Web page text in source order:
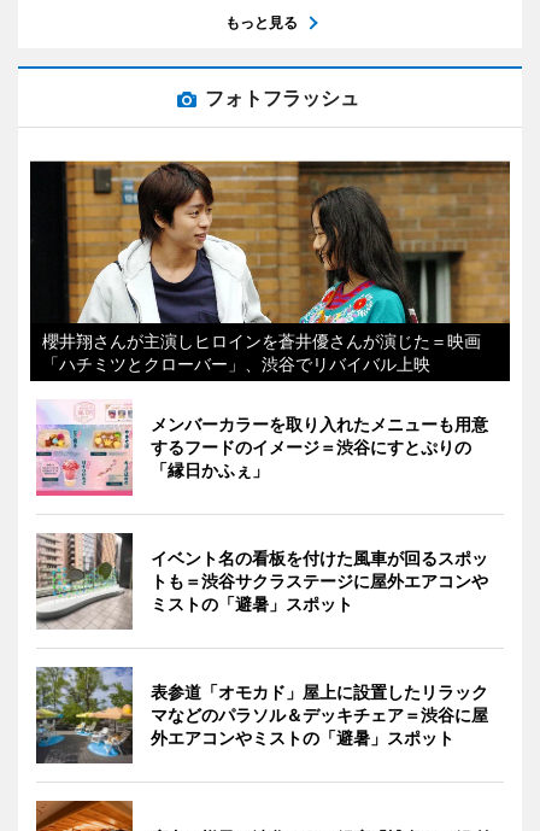
もっと見る
フォトフラッシュ
櫻井翔さんが主演しヒロインを蒼井優さんが演じた＝映画
「ハチミツとクローバー」、渋谷でリバイバル上映
メンバーカラーを取り入れたメニューも用意
するフードのイメージ＝渋谷にすとぷりの
「縁日かふぇ」
イベント名の看板を付けた風車が回るスポッ
トも＝渋谷サクラステージに屋外エアコンや
ミストの「避暑」スポット
表参道「オモカド」屋上に設置したリラック
マなどのパラソル＆デッキチェア＝渋谷に屋
外エアコンやミストの「避暑」スポット